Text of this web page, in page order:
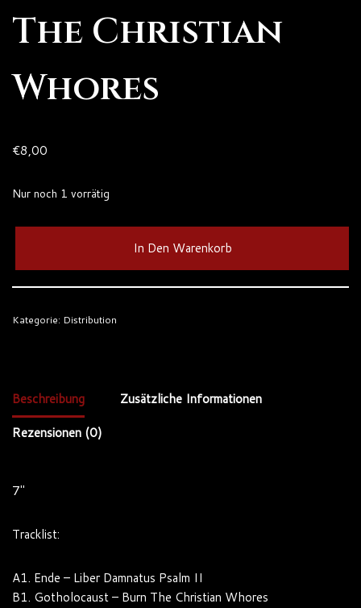
The Christian
Whores
€8,00
Nur noch 1 vorrätig
In Den Warenkorb
Kategorie: Distribution
Beschreibung
Zusätzliche Informationen
Rezensionen (0)
7″
Tracklist:
A1. Ende – Liber Damnatus Psalm II
B1. Gotholocaust – Burn The Christian Whores